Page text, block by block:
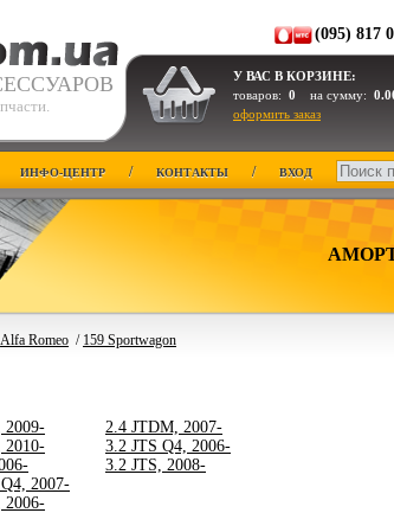
(095) 817
У ВАС В КОРЗИНЕ:
товаров: 0 на сумму:
оформить заказ
ИНФО-ЦЕНТР / КОНТАКТЫ / ВХОД
Alfa Romeo / 159 Sportwagon
2009-
2010-
2007-
2006-
2.4 JTDM, 2007-
3.2 JTS Q4, 2006-
3.2 JTS, 2008-